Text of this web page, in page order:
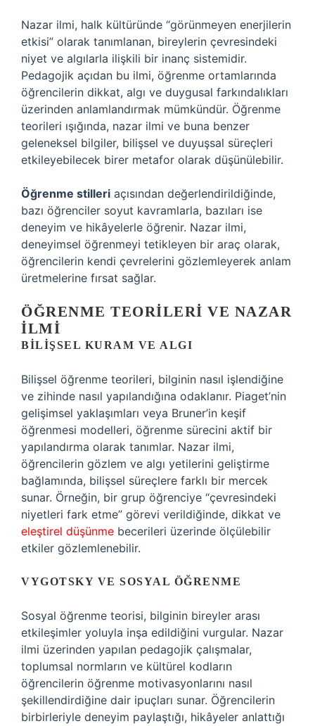
Nazar ilmi, halk kültüründe “görünmeyen enerjilerin
etkisi” olarak tanımlanan, bireylerin çevresindeki
niyet ve algılarla ilişkili bir inanç sistemidir.
Pedagojik açıdan bu ilmi, öğrenme ortamlarında
öğrencilerin dikkat, algı ve duygusal farkındalıkları
üzerinden anlamlandırmak mümkündür. Öğrenme
teorileri ışığında, nazar ilmi ve buna benzer
geleneksel bilgiler, bilişsel ve duyuşsal süreçleri
etkileyebilecek birer metafor olarak düşünülebilir.
Öğrenme stilleri açısından değerlendirildiğinde,
bazı öğrenciler soyut kavramlarla, bazıları ise
deneyim ve hikâyelerle öğrenir. Nazar ilmi,
deneyimsel öğrenmeyi tetikleyen bir araç olarak,
öğrencilerin kendi çevrelerini gözlemleyerek anlam
üretmelerine fırsat sağlar.
ÖĞRENME TEORILERI VE NAZAR
İLMI
BILIŞSEL KURAM VE ALGI
Bilişsel öğrenme teorileri, bilginin nasıl işlendiğine
ve zihinde nasıl yapılandığına odaklanır. Piaget’nin
gelişimsel yaklaşımları veya Bruner’in keşif
öğrenmesi modelleri, öğrenme sürecini aktif bir
yapılandırma olarak tanımlar. Nazar ilmi,
öğrencilerin gözlem ve algı yetilerini geliştirme
bağlamında, bilişsel süreçlere farklı bir mercek
sunar. Örneğin, bir grup öğrenciye “çevresindeki
niyetleri fark etme” görevi verildiğinde, dikkat ve
eleştirel düşünme becerileri üzerinde ölçülebilir
etkiler gözlemlenebilir.
VYGOTSKY VE SOSYAL ÖĞRENME
Sosyal öğrenme teorisi, bilginin bireyler arası
etkileşimler yoluyla inşa edildiğini vurgular. Nazar
ilmi üzerinden yapılan pedagojik çalışmalar,
toplumsal normların ve kültürel kodların
öğrencilerin öğrenme motivasyonlarını nasıl
şekillendirdiğine dair ipuçları sunar. Öğrencilerin
birbirleriyle deneyim paylaştığı, hikâyeler anlattığı